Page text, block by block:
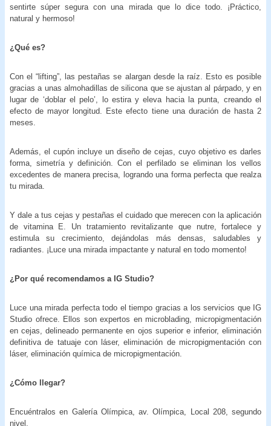
sentirte súper segura con una mirada que lo dice todo. ¡Práctico,
natural y hermoso!
¿Qué es?
Con el “lifting”, las pestañas se alargan desde la raíz. Esto es posible
gracias a unas almohadillas de silicona que se ajustan al párpado, y en
lugar de ‘doblar el pelo’, lo estira y eleva hacia la punta, creando el
efecto de mayor longitud. Este efecto tiene una duración de hasta 2
meses.
Además, el cupón incluye un diseño de cejas, cuyo objetivo es darles
forma, simetría y definición. Con el perfilado se eliminan los vellos
excedentes de manera precisa, logrando una forma perfecta que realza
tu mirada.
Y dale a tus cejas y pestañas el cuidado que merecen con la aplicación
de vitamina E. Un tratamiento revitalizante que nutre, fortalece y
estimula su crecimiento, dejándolas más densas, saludables y
radiantes. ¡Luce una mirada impactante y natural en todo momento!
¿Por qué recomendamos a IG Studio?
Luce una mirada perfecta todo el tiempo gracias a los servicios que IG
Studio ofrece. Ellos son expertos en microblading, micropigmentación
en cejas, delineado permanente en ojos superior e inferior, eliminación
definitiva de tatuaje con láser, eliminación de micropigmentación con
láser, eliminación química de micropigmentación.
¿Cómo llegar?
Encuéntralos en Galería Olímpica, av. Olímpica, Local 208, segundo
nivel.